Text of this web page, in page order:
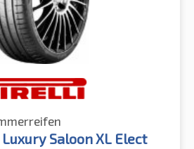
Luxury Saloon XL Elect